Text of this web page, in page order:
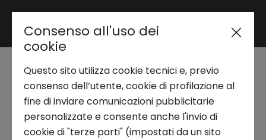
Area riservata
Trend Analysis
Applied Research
Terra Next ti invita al
suo primo Demoday
10 OTTOBRE 2022
Consenso all'uso dei
cookie
Questo sito utilizza cookie tecnici e, previo
consenso dell’utente, cookie di profilazione al
fine di inviare comunicazioni pubblicitarie
personalizzate e consente anche l'invio di
cookie di "terze parti" (impostati da un sito